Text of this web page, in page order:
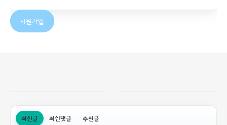
회원가입
최신글 최신댓글 추천글